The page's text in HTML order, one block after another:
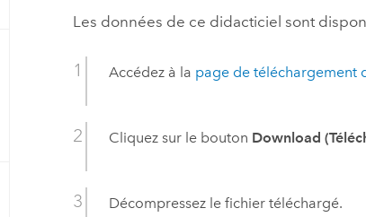
Les données de ce didacticiel sont
Accédez à la page de téléchargement
Cliquez sur le bouton Download
Décompressez le fichier téléchargé.